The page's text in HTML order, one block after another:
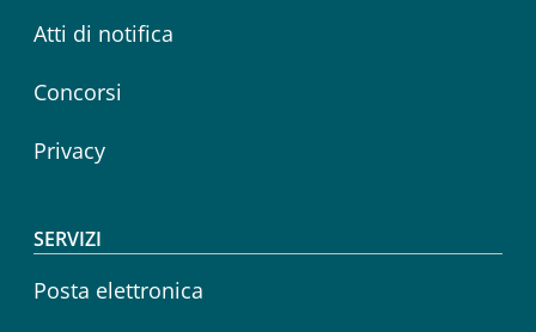
Atti di notifica
Concorsi
Privacy
SERVIZI
Posta elettronica